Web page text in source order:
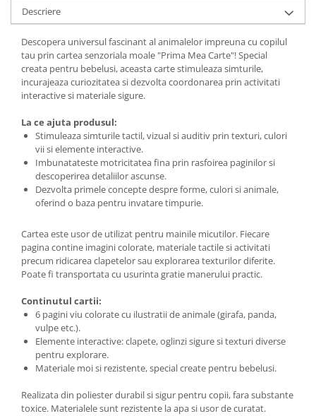
Descriere
Descopera universul fascinant al animalelor impreuna cu copilul
tau prin cartea senzoriala moale "Prima Mea Carte"! Special
creata pentru bebelusi, aceasta carte stimuleaza simturile,
incurajeaza curiozitatea si dezvolta coordonarea prin activitati
interactive si materiale sigure.
La ce ajuta produsul:
Stimuleaza simturile tactil, vizual si auditiv prin texturi, culori
vii si elemente interactive.
Imbunatateste motricitatea fina prin rasfoirea paginilor si
descoperirea detaliilor ascunse.
Dezvolta primele concepte despre forme, culori si animale,
oferind o baza pentru invatare timpurie.
Cartea este usor de utilizat pentru mainile micutilor. Fiecare
pagina contine imagini colorate, materiale tactile si activitati
precum ridicarea clapetelor sau explorarea texturilor diferite.
Poate fi transportata cu usurinta gratie manerului practic.
Continutul cartii:
6 pagini viu colorate cu ilustratii de animale (girafa, panda,
vulpe etc.).
Elemente interactive: clapete, oglinzi sigure si texturi diverse
pentru explorare.
Materiale moi si rezistente, special create pentru bebelusi.
Realizata din poliester durabil si sigur pentru copii, fara substante
toxice. Materialele sunt rezistente la apa si usor de curatat.